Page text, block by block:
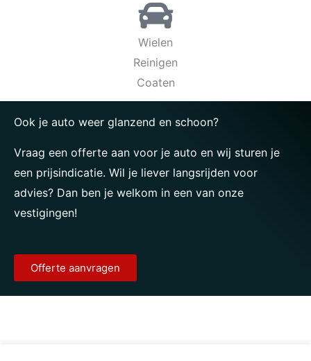
Wielen
Reinigen
Coaten
Ook je auto weer glanzend en schoon?
Vraag een offerte aan voor je auto en wij sturen je
een prijsindicatie. Wil je liever langsrijden voor
advies? Dan ben je welkom in een van onze
vestigingen!
Offerte aanvragen